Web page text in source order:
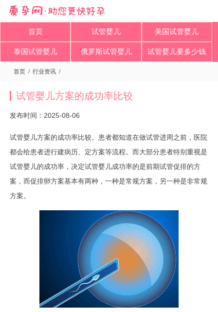
首页 试管婴儿 美国试管婴儿
泰国试管婴儿 俄罗斯试管婴儿 试管婴儿要多少钱
首页 / 行业资讯 /
试管婴儿方案的成功率比较
发布时间：2025-08-06
试管婴儿方案的成功率比较。患者都知道在做试管进周之前，医院
都会给患者进行建病历、定方案等流程。而大部分患者特别重视是
试管婴儿的成功率，决定试管婴儿成功率的是前期试管促排的方
案，而促排卵方案基本有两种，一种是常规方案，另一种是非常规
方案。